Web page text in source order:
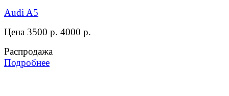
Audi A5
Цена 3500 р. 4000 р.
Распродажа
Подробнее